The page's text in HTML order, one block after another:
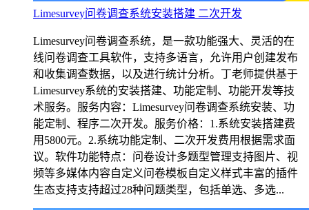
Limesurvey问卷调查系统安装搭建 二次开发
Limesurvey问卷调查系统，是一款功能强大、灵活的在
线问卷调查工具软件，支持多语言，允许用户创建发布
和收集调查数据，以及进行统计分析。丁老师提供基于
Limesurvey系统的安装搭建、功能定制、功能开发等技
术服务。服务内容：Limesurvey问卷调查系统安装、功
能定制、程序二次开发。服务价格：1.系统安装搭建费
用5800元。2.系统功能定制、二次开发费用根据需求面
议。软件功能特点：问卷设计多题型管理支持图片、视
频等多媒体内容自定义问卷模板自定义样式丰富的插件
生态支持支持超过28种问题类型，包括单选、多选...